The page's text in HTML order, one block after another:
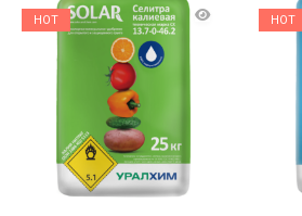
несколько
вариантов.
Опции
можно
выбрать
на
странице
HOT HOT